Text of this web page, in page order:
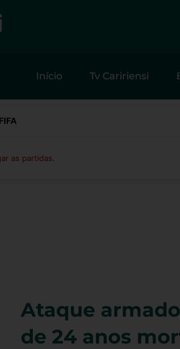
Início Tv Caririensi
as partidas.
Ataque
de 24 anos